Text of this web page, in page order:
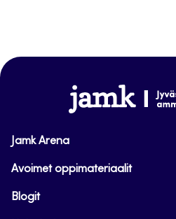
www.jamk.fi
Jamk Arena
Avoimet oppimateriaalit
Blogit